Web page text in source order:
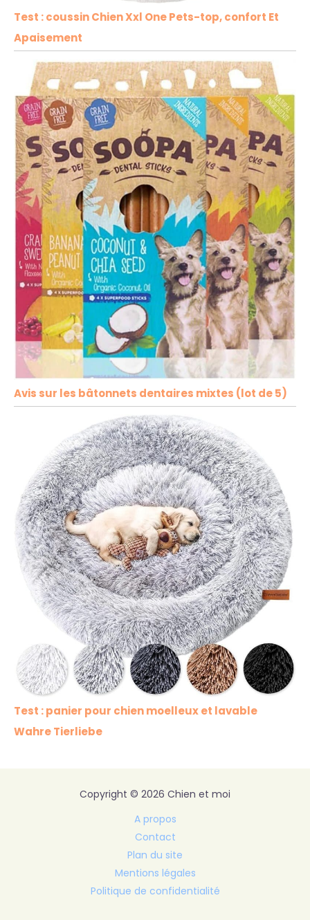
Test : coussin Chien Xxl One Pets-top, confort Et
Apaisement
Avis sur les bâtonnets dentaires mixtes (lot de 5)
Test : panier pour chien moelleux et lavable
Wahre Tierliebe
Copyright © 2026 Chien et moi
A propos
Contact
Plan du site
Mentions légales
Politique de confidentialité